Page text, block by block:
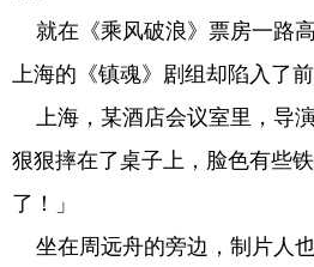
就在《乘风破浪》票房一路
上海的《镇魂》剧组却陷入了前
上海，某酒店会议室里，导
狠狠摔在了桌子上，脸色有些
了！」
坐在周远舟的旁边，制片人